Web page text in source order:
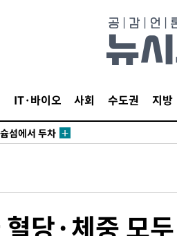
IT·바이오 사회 수도권 지방
, 3명은 중
섬에서 두차
당·체중 모